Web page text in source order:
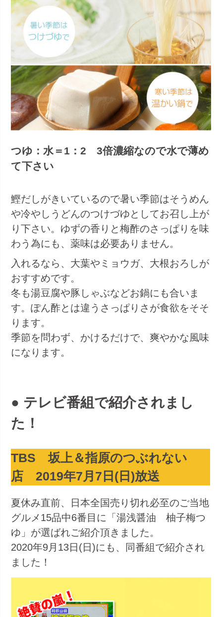
つゆ：水＝1：2 3倍濃縮なので水で薄め
て下さい
鰹だしがきいているので暑い季節はそうめん
や冷やしうどんのつけづゆとしてお召し上が
り下さい。ゆずの香りと梅酢のさっぱりを味
わう為にも、薬味は必要ありません。
入れるなら、大葉やミョウガ、大根おろしが
おすすめです。
冬も湯豆腐や豚しゃぶなどお鍋にも合いま
す。ぽん酢とは違うさっぱりさが食欲をそそ
ります。
季節を問わず、かけるだけで、爽やかな風味
になります。
● テレビ番組で紹介されまし
た！
TBS 坂上＆指原のつぶれない
店 2019年7月7日(日)放送
夏休み直前、日本全国売り切れ必至のご当地
グルメ15品中6番目に「湯浅醤油 柚子梅つ
ゆ」が選ばれご紹介頂きました。
2020年9月13日(日)にも、同番組で紹介され
ました！